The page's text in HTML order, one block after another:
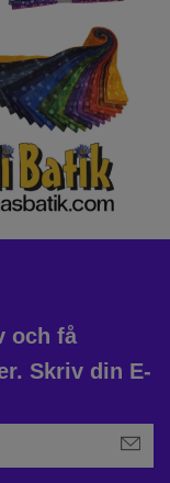
och få
Skriv din E-